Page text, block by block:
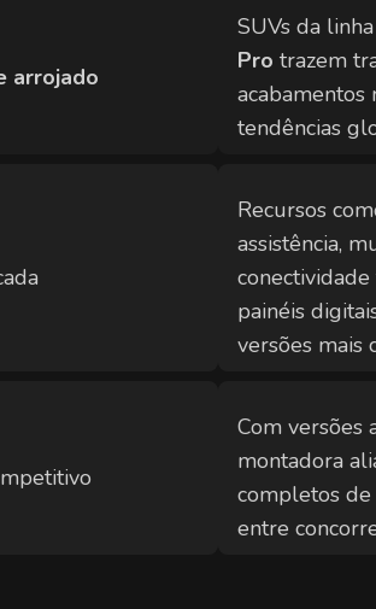
arrojado
SUVs da linha
Pro trazem
acabamentos
tendências
Recursos
assistência,
painéis
versões mais
Com versões
montadora
completos
entre